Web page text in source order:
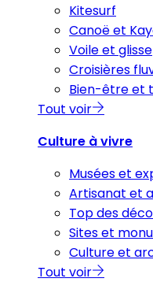
Kitesurf
Canoë et
Voile et glisse
Croisières
Bien-être et
Tout voir
Culture à vivre
Musées et
Artisanat et
Top des
Sites et
Culture et
Tout voir